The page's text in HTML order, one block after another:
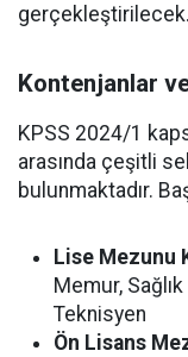
gerçekleştirilecek.
Kontenjanlar
KPSS 2024/1
arasında çeşitli
bulunmaktadır.
Lise Mezunu
Memur,
Teknisyen
Ön Lisans